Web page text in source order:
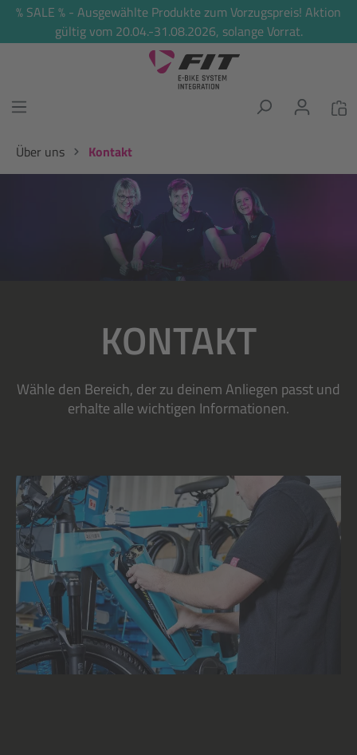
springen
% SALE % - Ausgewählte Produkte zum Vorzugspreis! Aktion
gültig vom 20.04.-31.08.2026, solange Vorrat.
Über uns
Kontakt
Bildergalerie überspringen
KONTAKT
Wähle den Bereich, der zu deinem Anliegen passt und
erhalte alle wichtigen Informationen.